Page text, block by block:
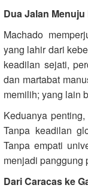
Dua Jalan
Machado
yang lahir dari
keadilan sejati,
dan martabat
memilih; yang lain
Keduanya
Tanpa keadilan
Tanpa empati
menjadi panggung
Dari Caracas ke